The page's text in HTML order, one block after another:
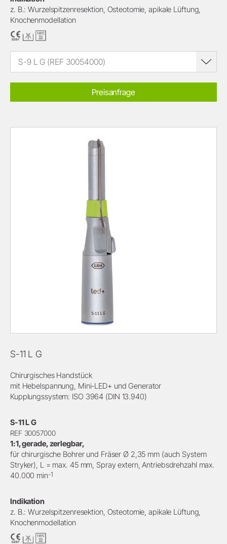
z. B.: Wurzelspitzenresektion, Osteotomie, apikale Lüftung,
Knochenmodellation
S-9 L G (REF 30054000)
Preisanfrage
S-11 L G
Chirurgisches Handstück
mit Hebelspannung, Mini-LED+ und Generator
Kupplungssystem: ISO 3964 (DIN 13.940)
S-11 L G
REF 30057000
1:1, gerade, zerlegbar,
für chirurgische Bohrer und Fräser Ø 2,35 mm (auch System
Stryker), L = max. 45 mm, Spray extern, Antriebsdrehzahl max.
40.000 min-1
Indikation
z. B.: Wurzelspitzenresektion, Osteotomie, apikale Lüftung,
Knochenmodellation